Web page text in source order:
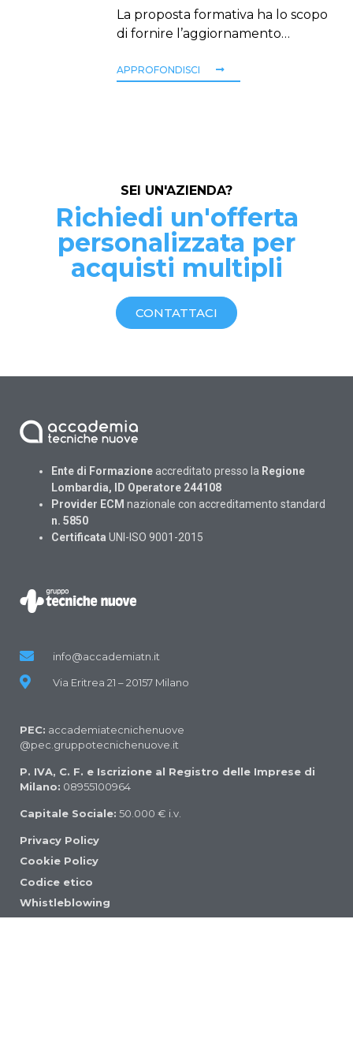
La proposta formativa ha lo scopo
di fornire l’aggiornamento…
APPROFONDISCI
SEI UN'AZIENDA?
Richiedi un'offerta
personalizzata per
acquisti multipli
CONTATTACI
Ente di Formazione accreditato presso la Regione
Lombardia, ID Operatore 244108
Provider ECM nazionale con accreditamento standard
n. 5850
Certificata UNI-ISO 9001-2015
info@accademiatn.it
Via Eritrea 21 – 20157 Milano
PEC: accademiatecnichenuove
@pec.gruppotecnichenuove.it
P. IVA, C. F. e Iscrizione al Registro delle Imprese di
Milano: 08955100964
Capitale Sociale: 50.000 € i.v.
Privacy Policy
Cookie Policy
Codice etico
Whistleblowing